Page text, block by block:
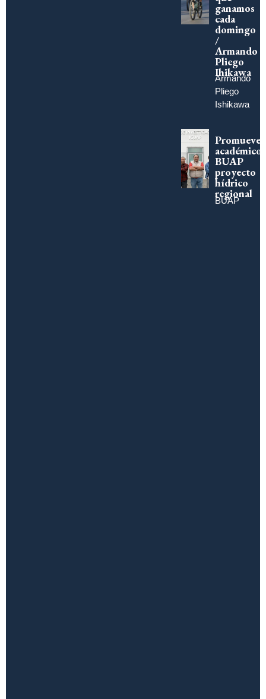
ganamos
cada
domingo
/
Armando
Pliego
Ihikawa
Armando
Pliego
Ishikawa
Promueve
académico
BUAP
proyecto
hídrico
regional
BUAP